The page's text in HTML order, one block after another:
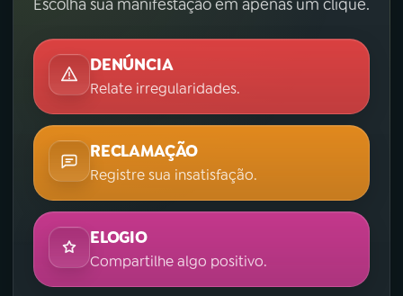
Escolha sua manifestação em apenas um clique.
DENÚNCIA
Relate irregularidades.
RECLAMAÇÃO
Registre sua insatisfação.
ELOGIO
Compartilhe algo positivo.